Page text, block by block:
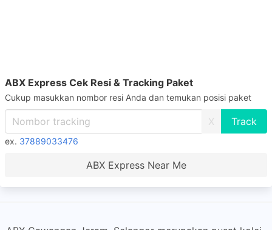
ABX Express Cek Resi & Tracking Paket
Cukup masukkan nombor resi Anda dan temukan posisi paket
X
ex. 37889033476
ABX Express Near Me